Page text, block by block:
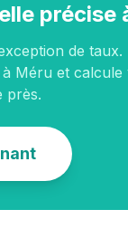
précise
de taux.
Méru et calcule
près.